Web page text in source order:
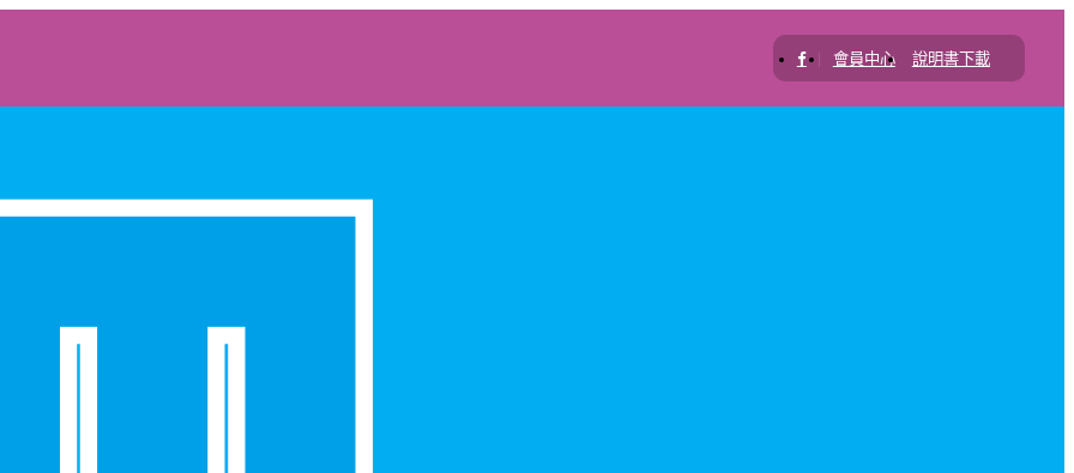
| 會員中心 說明書下載